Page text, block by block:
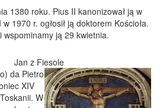
1380 roku. Pius II kanonizował ją w
1970 r. ogłosił ją doktorem Kościoła.
wspominamy ją 29 kwietnia.
Jan z Fiesole
da Pietro
XIV
W